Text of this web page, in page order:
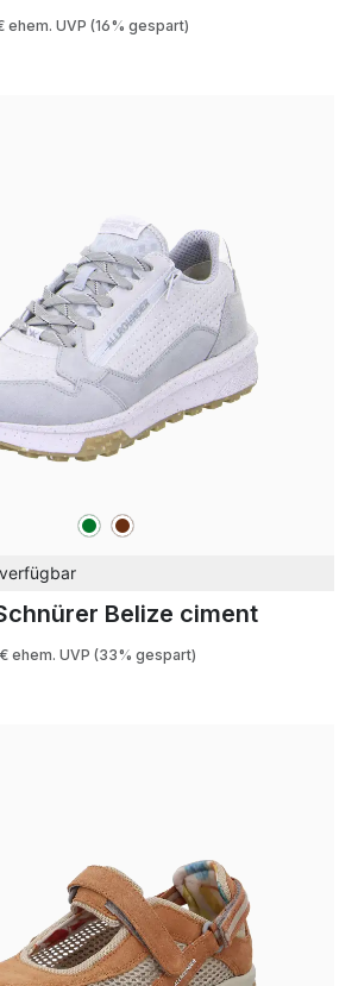
ehem. UVP (16% gespart)
grünbraun
Belize ciment
ehem. UVP (33% gespart)